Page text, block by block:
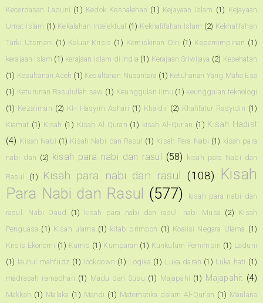
Kecerdasan Laduni (1) Kedok Keshalehan (1) Kejayaan Islam (1) Kejayaan
Umat Islam (1) Kekalahan Intelektual (1) Kekhalifahan Islam (2) Kekhalifahan
Turki Utsmani (1) Keluar Krisis (1) Kemiskinan Diri (1) Kepemimpinan (1)
kerajaan Islam (1) kerajaan Islam di India (1) Kerajaan Sriwijaya (2) Kesehatan
(1) Kesultanan Aceh (1) Kesultanan Nusantara (1) Ketuhanan Yang Maha Esa
(1) Keturunan Rasulullah saw (1) Keunggulan ilmu (1) keunggulan teknologi
(1) Kezaliman (2) KH Hasyim Ashari (1) Khaidir (2) Khalifatur Rasyidin (1)
Kiamat (1) Kisah (1) Kisah Al Quran (1) kisah Al-Qur'an (1) Kisah Hadist
(4) Kisah Nabi (1) Kisah Nabi dan Rasul (1) Kisah Para Nabi (1) kisah para
nabi dan (2) kisah para nabi dan rasul (58) kisah para Nabi dan
Rasul (1) Kisah para nabi dan rasul (108) Kisah
Para Nabi dan Rasul (577)
kisah para nabi dan
rasul. Nabi Daud
(1) kisah para nabi dan rasul. nabi Musa (2) Kisah
Penguasa (1) Kisah ulama (1) kitab primbon (1) Koalisi Negara Ulama (1)
Krisis Ekonomi (1) Kumis (1) Kumparan (1) Kurikulum Pemimpin (1) Laduni
(1) lauhul mahfudz (1) lockdown (1) Logika (1) Luka darah (1) Luka hati (1)
madrasah ramadhan (1) Madu dan Susu (1) Majapahi (1) Majapahit (4)
Makkah (1) Malaka (1) Mandi (1) Matematika dalam Al-Qur'an (1) Maulana